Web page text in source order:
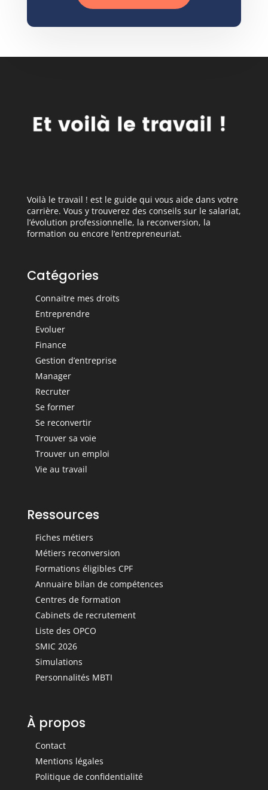
Voilà le travail ! est le guide qui vous aide dans votre
carrière. Vous y trouverez des conseils sur le salariat,
l’évolution professionnelle, la reconversion, la
formation ou encore l’entrepreneuriat.
Catégories
Connaitre mes droits
Entreprendre
Evoluer
Finance
Gestion d’entreprise
Manager
Recruter
Se former
Se reconvertir
Trouver sa voie
Trouver un emploi
Vie au travail
Ressources
Fiches métiers
Métiers reconversion
Formations éligibles CPF
Annuaire bilan de compétences
Centres de formation
Cabinets de recrutement
Liste des OPCO
SMIC 2026
Simulations
Personnalités MBTI
À propos
Contact
Mentions légales
Politique de confidentialité